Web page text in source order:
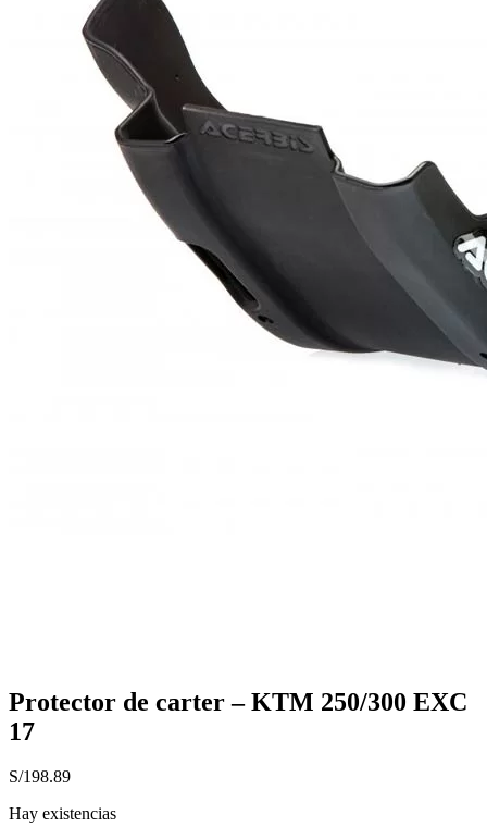
Protector de carter – KTM 250/300 EXC
17
S/198.89
Hay existencias